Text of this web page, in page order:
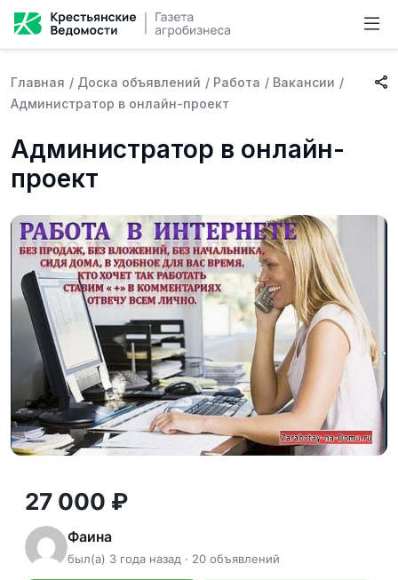
Главная / Доска объявлений / Работа / Вакансии /
Администратор в онлайн-проект
Администратор в онлайн-
проект
27 000 ₽
Фаина
был(а) 3 года назад · 20 объявлений